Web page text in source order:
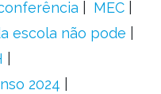
MEC
escola não pode
2024